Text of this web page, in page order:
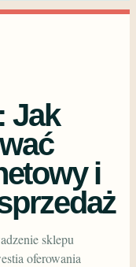
Jak
i
sklepu
oferowania